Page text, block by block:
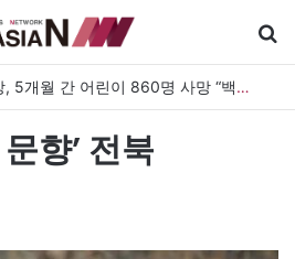
방글라데시 홍역 비상, 5개월 간 어린이 860명 사망 “백신 조달 시스템 변경이 화근”
향’ 전북